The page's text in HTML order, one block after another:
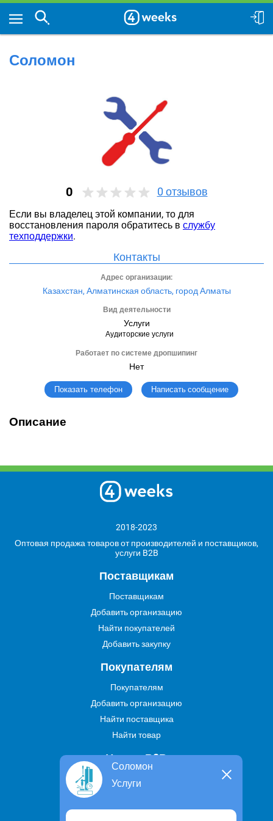
Соломон
0 0 отзывов
Если вы владелец этой компании, то для
восстановления пароля обратитесь в службу
техподдержки.
Контакты
Адрес организации:
Казахстан, Алматинская область, город Алматы
Вид деятельности
Услуги
Аудиторские услуги
Работает по системе дропшипинг
Нет
Показать телефон Написать сообщение
Описание
Соломон
Услуги
2018-2023
Оптовая продажа товаров от производителей и поставщиков,
услуги B2B
Поставщикам
Поставщикам
Добавить организацию
Найти покупателей
Добавить закупку
Покупателям
Покупателям
Добавить организацию
Найти поставщика
Найти товар
Услуги В2В
Найти услугу
Предложить свою услугу
Дропшиппинг